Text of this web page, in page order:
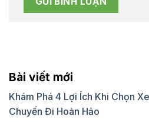
Bài viết mới
Khám Phá 4 Lợi Ích Khi Chọn
Chuyến Đi Hoàn Hảo